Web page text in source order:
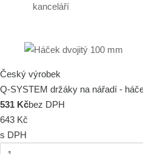
kanceláří
Český výrobek
Q-SYSTEM držáky na nářadí -
531 Kčbez DPH
643 Kč
s DPH